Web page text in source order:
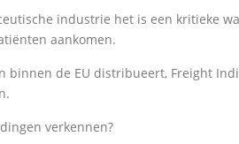
industrie het is een kritieke
aankomen.
de EU distribueert, Freight
verkennen?